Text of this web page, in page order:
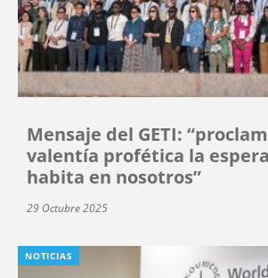
Mensaje del GETI:
valentía profética la
habita en nosotros”
29 Octubre 2025
NOTICIAS